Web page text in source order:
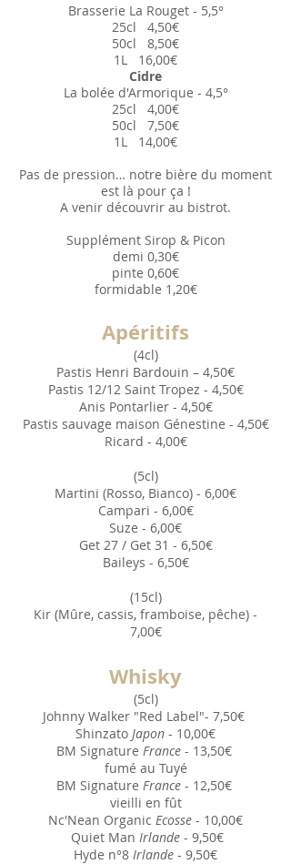
Brasserie La Rouget - 5,5°
25cl
4,50€
50cl
8,50€
1L
16,00€
Cidre
La bolée d'Armorique - 4,5°
25cl
4,00€
50cl
7,50€
1L
14,00€
Pas de pression… notre bière du moment
est là pour ça !
A venir découvrir au bistrot.
Supplément Sirop & Picon
demi 0,30€
pinte 0,60€
formidable 1 ,20€
Apéritifs
(4cl)
Pastis Henri Bardouin – 4,50€
Pastis 12/12 Saint Tropez - 4,50€
Anis Pontarlier - 4,50€
Pastis sauvage maison Génestine - 4,50€
Ricard - 4,00€
(5cl)
Martini (Rosso, Bianco) - 6,00€
Campari - 6,00€
Suze - 6,00€
Get 27 / Get 31 - 6,50€
Baileys - 6,50€
(15cl)
Kir (Mûre, cassis, framboise, pêche) -
7,00€
Whisky
(5cl)
Johnny Walker "Red Label"- 7,50€
Shinzato Japon - 10,00€
BM Signature France- 13,50€
fumé au Tuyé
BM Signature France- 12,50€
vieilli en fût
Nc'Nean Organic Ecosse - 10,00€
Quiet Man Irlande - 9,50€
Hyde n°8 Irlande - 9,50€